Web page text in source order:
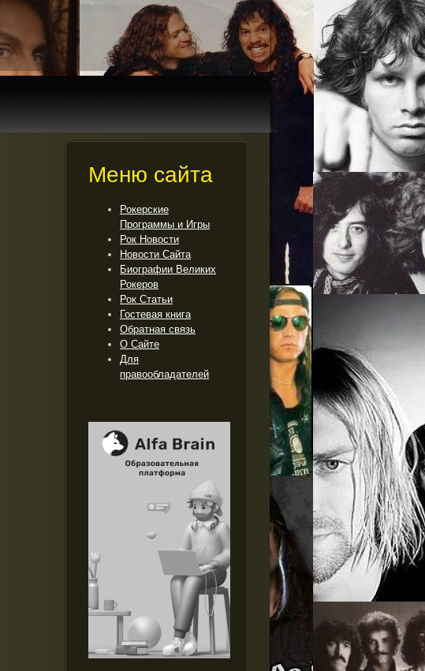
Меню сайта
Рокерские
Программы и Игры
Рок Новости
Новости Сайта
Биографии Великих
Рокеров
Рок Cтатьи
Гостевая книга
Обратная связь
О Сайте
Для
правообладателей